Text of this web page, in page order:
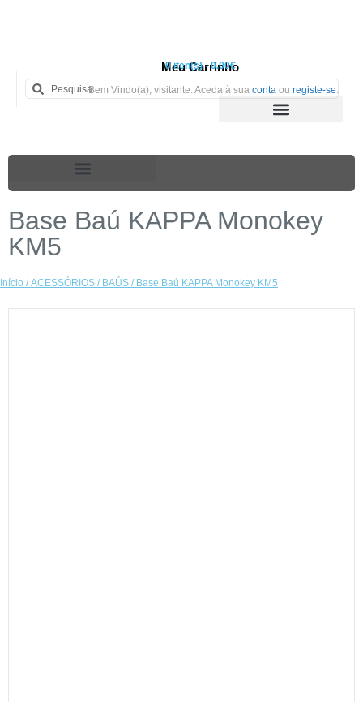
Meu Carrinho
0 iten(s) - 0.00€
Bem Vindo(a), visitante. Aceda à sua conta ou registe-se.
Base Baú KAPPA Monokey
KM5
Início /ACESSÓRIOS / BAÚS / Base Baú KAPPA Monokey KM5